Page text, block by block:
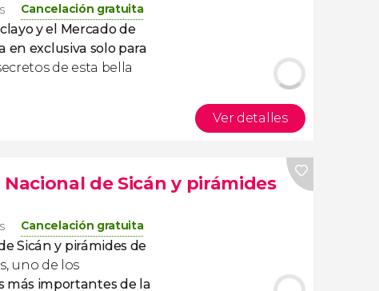
Cancelación gratuita
y el Mercado de
en exclusiva solo para
de esta bella
Ver detalles
de Sicán y pirámides
Cancelación gratuita
Sicán y pirámides de
uno de los
más importantes de la